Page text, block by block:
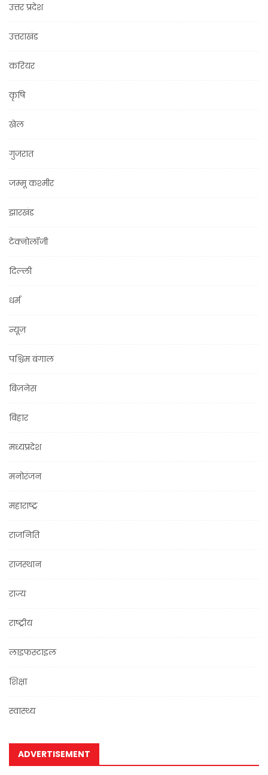
उत्तर प्रदेश
उत्तराखंड
करियर
कृषि
खेल
गुजरात
जम्मू कश्मीर
झारखंड
टेक्नोलॉजी
दिल्ली
धर्म
न्यूज़
पश्चिम बंगाल
बिज़नेस
बिहार
मध्यप्रदेश
मनोरंजन
महाराष्ट्र
राजनिति
राजस्थान
राज्य
राष्ट्रीय
लाइफस्टाइल
शिक्षा
स्वास्थ्य
ADVERTISEMENT